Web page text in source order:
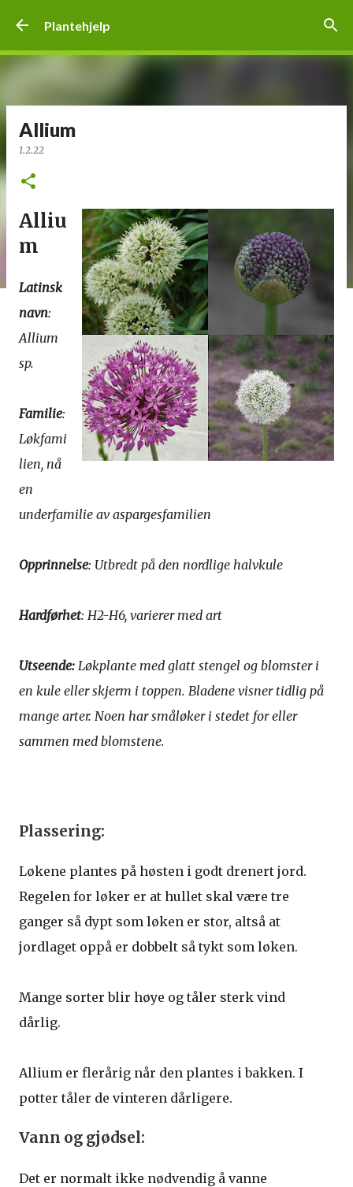
Plantehjelp
Allium
1.2.22
Alliu
m
Latinsk
navn:
Allium
sp.
Familie:
Løkfami
lien, nå
en
underfamilie av aspargesfamilien
Opprinnelse: Utbredt på den nordlige halvkule
Hardførhet: H2-H6, varierer med art
Utseende: Løkplante med glatt stengel og blomster i
en kule eller skjerm i toppen. Bladene visner tidlig på
mange arter. Noen har småløker i stedet for eller
sammen med blomstene.
Plassering:
Løkene plantes på høsten i godt drenert jord.
Regelen for løker er at hullet skal være tre
ganger så dypt som løken er stor, altså at
jordlaget oppå er dobbelt så tykt som løken.
Mange sorter blir høye og tåler sterk vind
dårlig.
Allium er flerårig når den plantes i bakken. I
potter tåler de vinteren dårligere.
Vann og gjødsel:
Det er normalt ikke nødvendig å vanne